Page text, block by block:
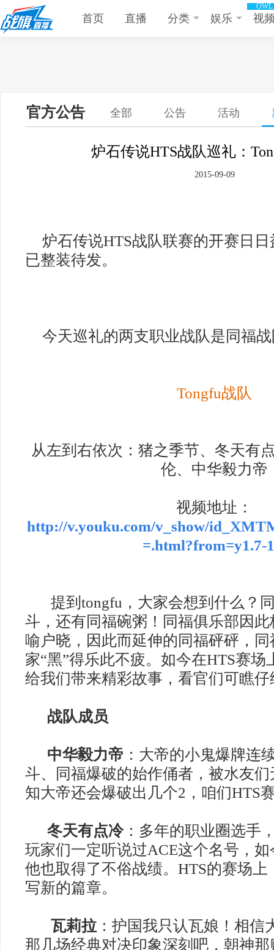
首页 直播 分类 娱乐 视
OWL
官方公告 全部 公告 活动
炉石传说HTS战队巡礼：
2015-09-09
炉石传说HTS战队联赛的开赛日
已整装待发。
今天巡礼的两支职业战队是同福
Tongfu战队
从左到右依次：猪之季节、冬天有
伦、中华毅力帝
视频地址：
http://v.youku.com/v_show/
=.html?from=y1.7-
提到 tongfu ，大家会想到什么？
斗，还有同福碗粥！同福俱乐部因
喻户晓，因此而延伸的同福砰砰，
家“黑”得乐此不疲。如今在HTS赛场
给我们带来精彩故事，看官们可瞧仔
战队成员
中华毅力帝 ：大帝的小鬼爆牌连
斗、同福爆破的始作俑者，被水友
知大帝还会爆破出几个2 ，咱们HTS
冬天有点冷：多年的职业圈选手
玩家们一定听说过ACE这个名号，
他也取得了不俗战绩。 HTS的赛场上
写新的篇章。
瓦莉拉 ：护国我只认瓦娘！相信
那几场经典对决印象深刻吧，朝神